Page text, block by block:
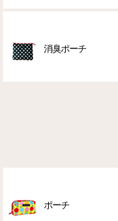
消臭ポーチ
ポーチ